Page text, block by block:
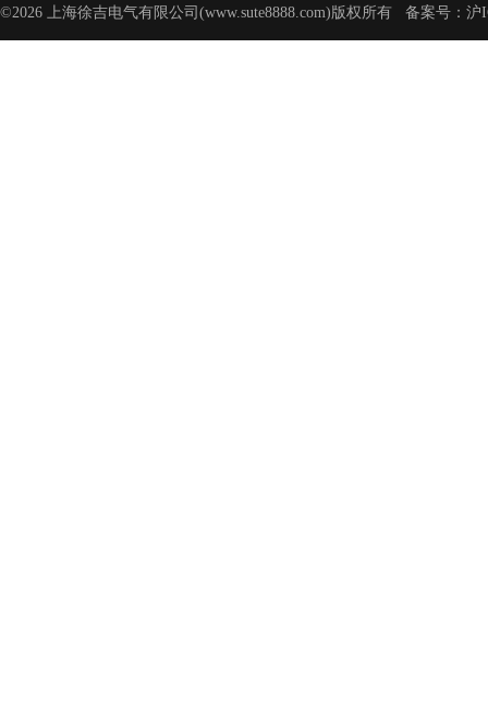
©2026 上海徐吉电气有限公司(www.sute8888.com)版权所有 备案号： 沪